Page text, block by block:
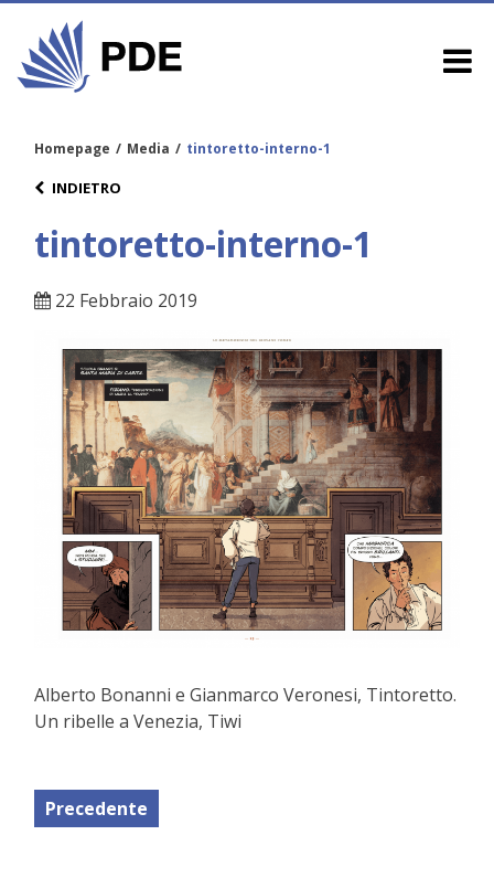
Homepage / Media / tintoretto-interno-1
INDIETRO
tintoretto-interno-1
22 Febbraio 2019
Alberto Bonanni e Gianmarco Veronesi, Tintoretto.
Un ribelle a Venezia, Tiwi
Precedente